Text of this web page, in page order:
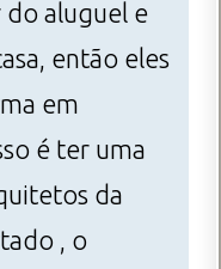
do aluguel e
então eles
em
é ter uma
da
, o